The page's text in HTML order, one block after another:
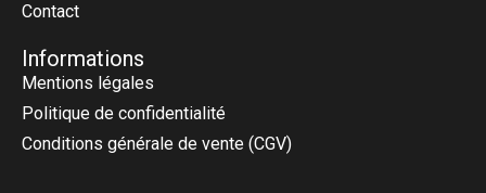
Contact
Informations
Mentions légales
Politique de confidentialité
Conditions générale de vente (CGV)